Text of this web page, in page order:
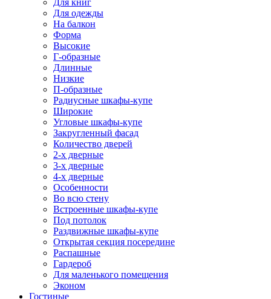
Для книг
Для одежды
На балкон
Форма
Высокие
Г-образные
Длинные
Низкие
П-образные
Радиусные шкафы-купе
Широкие
Угловые шкафы-купе
Закругленный фасад
Количество дверей
2-х дверные
3-х дверные
4-х дверные
Особенности
Во всю стену
Встроенные шкафы-купе
Под потолок
Раздвижные шкафы-купе
Открытая секция посередине
Распашные
Гардероб
Для маленького помещения
Эконом
Гостиные